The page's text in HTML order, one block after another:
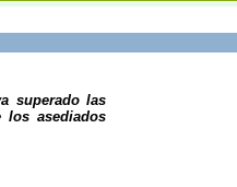
superado las
asediados